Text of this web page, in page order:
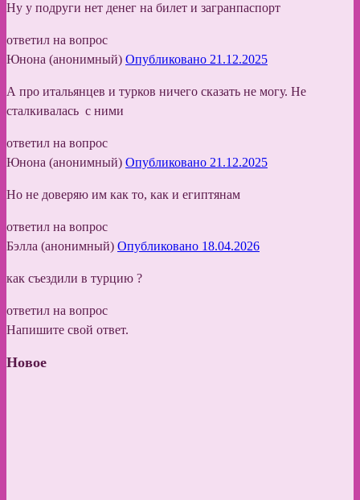
Ну у подруги нет денег на билет и загранпаспорт
ответил на вопрос
Юнона (анонимный) Опубликовано 21.12.2025
А про итальянцев и турков ничего сказать не могу. Не
сталкивалась с ними
ответил на вопрос
Юнона (анонимный) Опубликовано 21.12.2025
Но не доверяю им как то, как и египтянам
ответил на вопрос
Бэлла (анонимный) Опубликовано 18.04.2026
как съездили в турцию ?
ответил на вопрос
Напишите свой ответ.
Новое